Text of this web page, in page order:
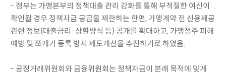
- 정부는 가맹본부의 정책대출 관리 강화를 통해 부적절한 여신이
확인될 경우 정책자금 공급을 제한하는 한편, 가맹계약 전 신용제공
관련 정보(대출금리·상환방식 등) 공개를 확대하고, 가맹점주 피해
예방 및 쪼개기 등록 방지 제도개선을 추진하기로 하였음.
- 공정거래위원회와 금융위원회는 정책자금이 본래 목적에 맞게